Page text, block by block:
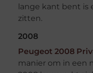
lange kant bent is
zitten.
2008
Peugeot 2008
manier om in een